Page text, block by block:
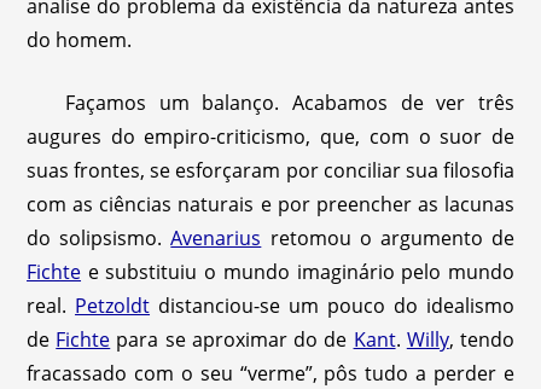
analise do problema da existência da natureza antes
do homem.
Façamos um balanço. Acabamos de ver três
augures do empiro-criticismo, que, com o suor de
suas frontes, se esforçaram por conciliar sua filosofia
com as ciências naturais e por preencher as lacunas
do solipsismo.Avenarius retomou o argumento de
Fichte e substituiu o mundo imaginário pelo mundo
real. Petzoldt distanciou-se um pouco do idealismo
de Fichte para se aproximar do de Kant. Willy, tendo
fracassado com o seu “verme”, pôs tudo a perder e